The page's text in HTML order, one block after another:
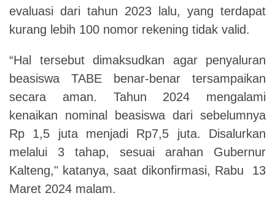
evaluasi dari tahun 2023 lalu, yang terdapat
kurang lebih 100 nomor rekening tidak valid.
“Hal tersebut dimaksudkan agar penyaluran
beasiswa TABE benar-benar tersampaikan
secara aman. Tahun 2024 mengalami
kenaikan nominal beasiswa dari sebelumnya
Rp 1,5 juta menjadi Rp7,5 juta. Disalurkan
melalui 3 tahap, sesuai arahan Gubernur
Kalteng," katanya, saat dikonfirmasi, Rabu 13
Maret 2024 malam.